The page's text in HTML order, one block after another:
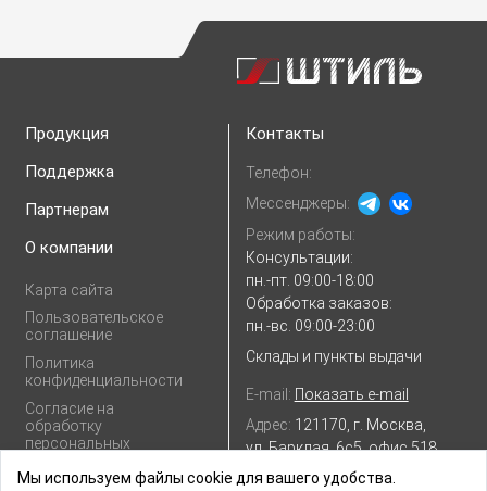
Продукция
Поддержка
Партнерам
О компании
Карта сайта
Пользовательское
соглашение
Политика
конфиденциальности
Согласие на
обработку
персональных
Контакты
Телефон:
Мессенджеры:
Режим работы:
Консультации:
пн.-пт. 09:00-18:00
Обработка заказов:
пн.-вс. 09:00-23:00
Склады и пункты выдачи
E-mail: Показать e-mail
Адрес: 121170, г. Москва,
ул. Барклая, 6с5, офис 518
Посмотреть наЯндекс.картах
Мы используем файлы cookie для вашего удобства.